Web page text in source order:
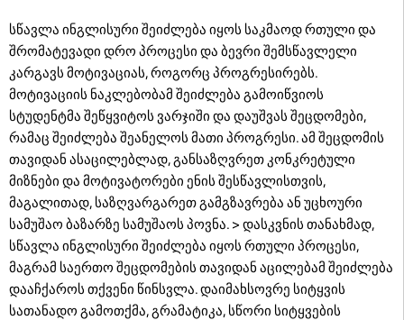
სწავლა ინგლისური შეიძლება იყოს საკმაოდ რთული და
შრომატევადი დრო პროცესი და ბევრი შემსწავლელი
კარგავს მოტივაციას, როგორც პროგრესირებს.
მოტივაციის ნაკლებობამ შეიძლება გამოიწვიოს
სტუდენტმა შეწყვიტოს ვარჯიში და დაუშვას შეცდომები,
რამაც შეიძლება შეანელოს მათი პროგრესი. ამ შეცდომის
თავიდან ასაცილებლად, განსაზღვრეთ კონკრეტული
მიზნები და მოტივატორები ენის შესწავლისთვის,
მაგალითად, საზღვარგარეთ გამგზავრება ან უცხოური
სამუშაო ბაზარზე სამუშაოს პოვნა. > დასკვნის თანახმად,
სწავლა ინგლისური შეიძლება იყოს რთული პროცესი,
მაგრამ საერთო შეცდომების თავიდან აცილებამ შეიძლება
დააჩქაროს თქვენი წინსვლა. დაიმახსოვრე სიტყვის
სათანადო გამოთქმა, გრამატიკა, სწორი სიტყვების